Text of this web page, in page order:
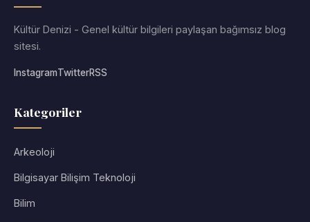
Kültür Denizi - Genel kültür bilgileri paylaşan bağımsız blog
sitesi.
InstagramTwitterRSS
Kategoriler
Arkeoloji
Bilgisayar Bilişim Teknoloji
Bilim